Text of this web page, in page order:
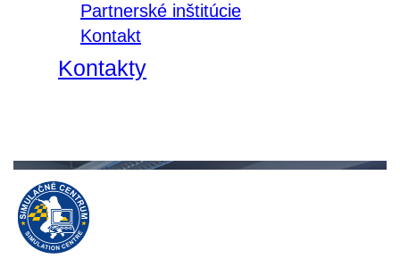
Partnerské inštitúcie
Kontakt
Kontakty